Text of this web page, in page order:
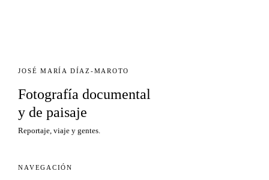
JOSÉ MARÍA DÍAZ-MAROTO
Fotografía documental
y de paisaje
Reportaje, viaje y gentes.
NAVEGACIÓN